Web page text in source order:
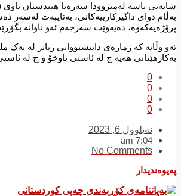
شایەنی باسە لەمیژوودا سەرەتا هیندستان
بەڵام دوای داگیرکارییەکانی، بەتایبەت لەسەر
پرۆژەیەکەوە، دەیەوێت سەرجەم ئەو ناوانە
بەکارهێنانی هەیە چ لە ئاستی ناوخۆ و چ لە
0
0
0
0
ئەیلوول 6, 2023
7:04 am
No Comments
پەیوەندیدار